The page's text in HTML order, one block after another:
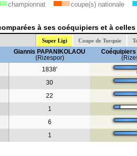
championnat coupe(s) nationale
à ses coéquipiers et à
Super Ligi Coupe de Turquie
Giannis PAPANIKOLAOU
(Rizespor)
1838'
30
22
1
6
1